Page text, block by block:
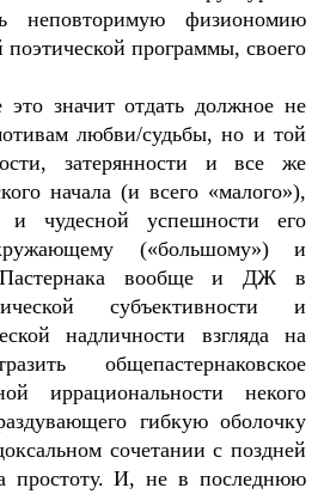
неповторимую физиономию
поэтической программы, своего
значит отдать должное не
любви/судьбы, но и той
затерянности и все же
начала (и всего «малого»),
и чудесной успешности его
(«большому») и
Пастернака вообще и ДЖ в
субъективности и
надличности взгляда на
общепастернаковское
иррациональности некого
гибкую оболочку
сочетании с поздней
простоту. И, не в последнюю